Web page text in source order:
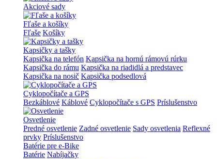
Akciové sady
Fľaše a košíky
Fľaše Košíky
Kapsičky a tašky
Kapsička na telefón Kapsička na hornú rámovú rúrku
Kapsička do rámu Kapsička na riadidlá a predstavec
Kapsička na nosič Kapsička podsedlová
Cyklopočítače a GPS
Bezkáblové Káblové Cyklopočítače s GPS Príslušenstvo
Osvetlenie
Predné osvetlenie Zadné osvetlenie Sady osvetlenia Reflexné
prvky Príslušenstvo
Batérie pre e-Bike
Batérie Nabíjačky